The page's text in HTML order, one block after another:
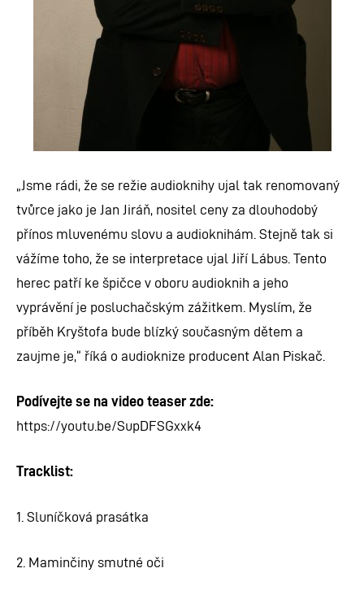
„Jsme rádi, že se režie audioknihy ujal tak renomovaný
tvůrce jako je Jan Jiráň, nositel ceny za dlouhodobý
přínos mluvenému slovu a audioknihám. Stejně tak si
vážíme toho, že se interpretace ujal Jiří Lábus. Tento
herec patří ke špičce v oboru audioknih a jeho
vyprávění je posluchačským zážitkem. Myslím, že
příběh Kryštofa bude blízký současným dětem a
zaujme je,“ říká o audioknize producent Alan Piskač.
Podívejte se na video teaser zde:
https://youtu.be/SupDFSGxxk4
Tracklist:
1. Sluníčková prasátka
2. Maminčiny smutné oči